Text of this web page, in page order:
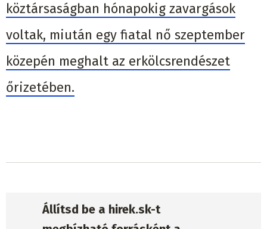
köztársaságban hónapokig zavargások
voltak, miután egy fiatal nő szeptember
közepén meghalt az erkölcsrendészet
őrizetében.
Állítsd be a hirek.sk-t